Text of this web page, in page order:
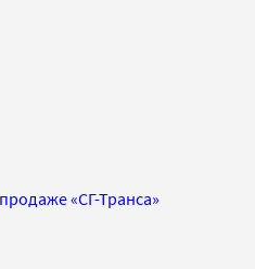
«СГ-Транса»